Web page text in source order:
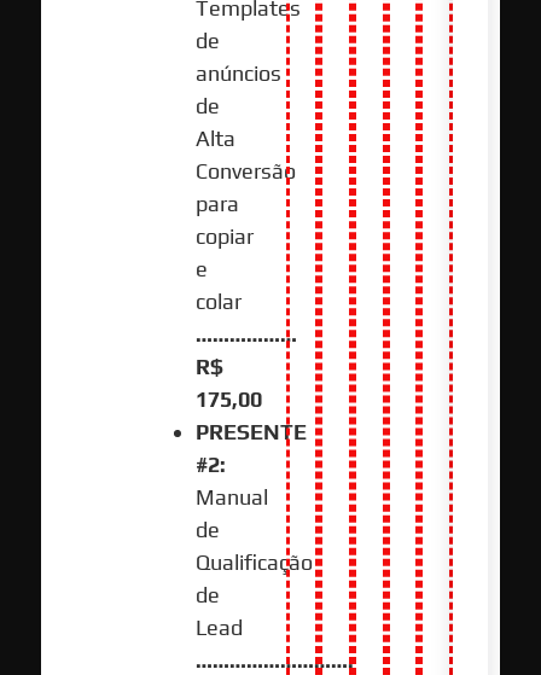
Templates
de
anúncios
de
Alta
Conversão
para
copiar
e
colar
………………
R$
175,00
PRESENTE
#2:
Manual
de
Qualificação
de
Lead
……………………….